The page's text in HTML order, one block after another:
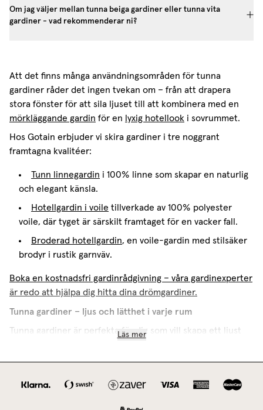
Om jag väljer mellan tunna beiga gardiner eller tunna vita
gardiner - vad rekommenderar ni?
Att det finns många användningsområden för tunna
gardiner råder det ingen tvekan om – från att drapera
stora fönster för att sila ljuset till att kombinera med en
mörkläggande gardin för en lyxig hotellook i sovrummet.
Hos Gotain erbjuder vi skira gardiner i tre noggrant
framtagna kvalitéer:
Tunn linnegardin i 100% linne som skapar en naturlig
och elegant känsla.
Hotellgardin i voile tillverkade av 100% polyester
voile, där tyget är särskilt framtaget för en vacker fall.
Broderad hotellgardin, en voile-gardin med stilsäker
brodyr i rustik garnväv.
Boka en kostnadsfri gardinrådgivning – våra gardinexperter
är redo att hjälpa dig hitta dina drömgardiner.
Tunna gardiner – ljus och lätthet i varje rum
Tunna gardiner är perfekta för dig som vill skapa ett ljust
längder,hissgardinoch cafégardiner
. För en personlig
Läs mer